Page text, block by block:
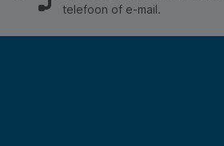
telefoon of e-mail.